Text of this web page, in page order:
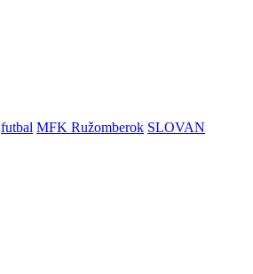
futbal MFK Ružomberok SLOVAN